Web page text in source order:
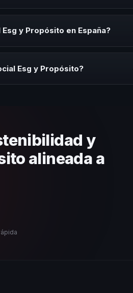
y Propósito en España?
Esg y Propósito?
y
alineada a